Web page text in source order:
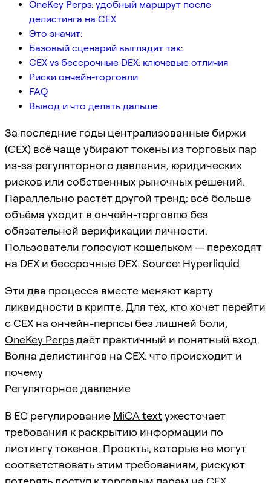
OneKey Perps: удобный маршрут после
делистинга на CEX
Это значит:
Базовый сценарий выглядит так:
CEX vs бессрочные DEX: ключевые отличия
Риски ончейн-торговли
FAQ
Вывод и что делать дальше
За последние годы централизованные биржи
(CEX) всё чаще убирают токены из торговых пар
из-за регуляторного давления, юридических
рисков или собственных рыночных решений.
Параллельно растёт другой тренд: всё больше
объёма уходит в ончейн-торговлю без
обязательной верификации личности.
Пользователи голосуют кошельком — переходят
на DEX и бессрочные DEX. Source: Hyperliquid.
Эти два процесса вместе меняют карту
ликвидности в крипте. Для тех, кто хочет перейти
с CEX на ончейн-перпсы без лишней боли,
OneKey Perpsдаёт практичный и понятный вход.
Волна делистингов на CEX: что происходит и
почему
Регуляторное давление
В ЕС регулирование MiCA textужесточает
требования к раскрытию информации по
листингу токенов. Проекты, которые не могут
соответствовать этим требованиям, рискуют